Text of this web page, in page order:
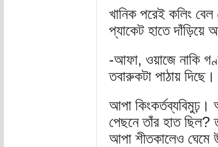
খানিক পরেই কলিং
প্যাকেট হাতে দাঁড়িয়ে
-আফা, ওয়াজে নাকি
তবারুকটা পাঠায় দিছে।
আপা
পেছনে তাঁর হাত ছিল?
আপা শীতকালেও ঘেমে